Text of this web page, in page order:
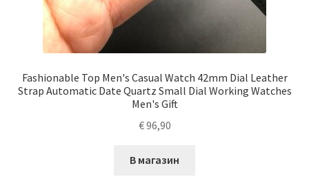
Fashionable Top Men's Casual Watch 42mm Dial Leather
Strap Automatic Date Quartz Small Dial Working Watches
Men's Gift
€96,90
В магазин